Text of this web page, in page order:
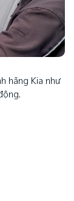
hãng Kia như